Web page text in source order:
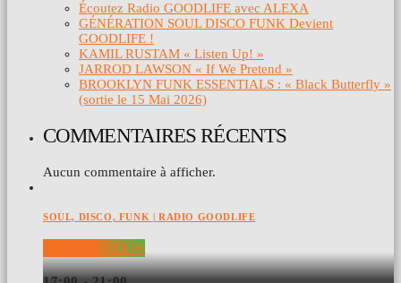
Écoutez Radio GOODLIFE avec ALEXA
GÉNÉRATION SOUL DISCO FUNK Devient
GOODLIFE !
KAMIL RUSTAM « Listen Up! »
JARROD LAWSON « If We Pretend »
BROOKLYN FUNK ESSENTIALS : « Black Butterfly »
(sortie le 15 Mai 2026)
COMMENTAIRES RÉCENTS
Aucun commentaire à afficher.
SOUL, DISCO, FUNK | RADIO GOODLIFE
DANCEFLOOR